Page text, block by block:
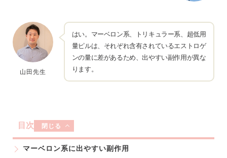
山田先生
はい。マーベロン系、トリキュラー系、超低用
量ピルは、それぞれ含有されているエストロゲ
ンの量に差があるため、出やすい副作用が異な
ります。
目次 閉じる
マーベロン系に出やすい副作用